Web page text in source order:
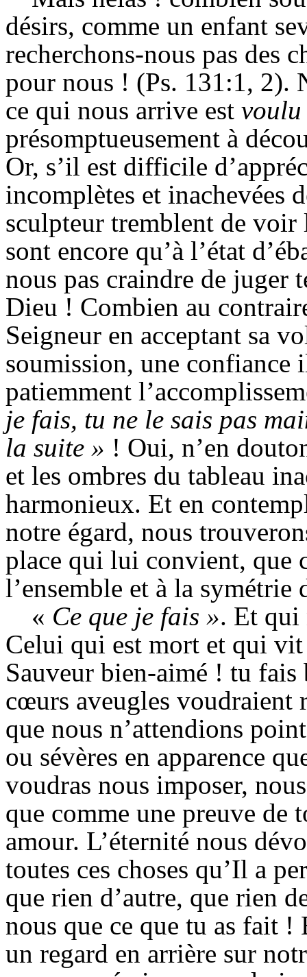
désirs, comme un enfant
recherchons-nous pas des
pour nous ! (Ps. 131:1, 2).
ce qui nous arrive est
présomptueusement à
Or, s’il est difficile
incomplètes et inachevées
sculpteur tremblent de voir
sont encore qu’à l’état
nous pas craindre de juger
Dieu ! Combien au
Seigneur en acceptant sa
soumission, une confiance
patiemment
je fais, tu ne le sais pas
la suite » ! Oui, n’en
et les ombres du tableau
harmonieux. Et en
notre égard, nous
place qui lui convient, que
l’ensemble et à la symétrie
« Ce que je fais ». Et qui
Celui qui est mort et qui
Sauveur bien-aimé ! tu fais
cœurs aveugles voudraient
que nous n’attendions
ou sévères en apparence
voudras nous imposer,
que comme une preuve de
amour. L’éternité nous
toutes ces choses qu’Il a
que rien d’autre, que rien
nous que ce que tu as fait
un regard en arrière sur